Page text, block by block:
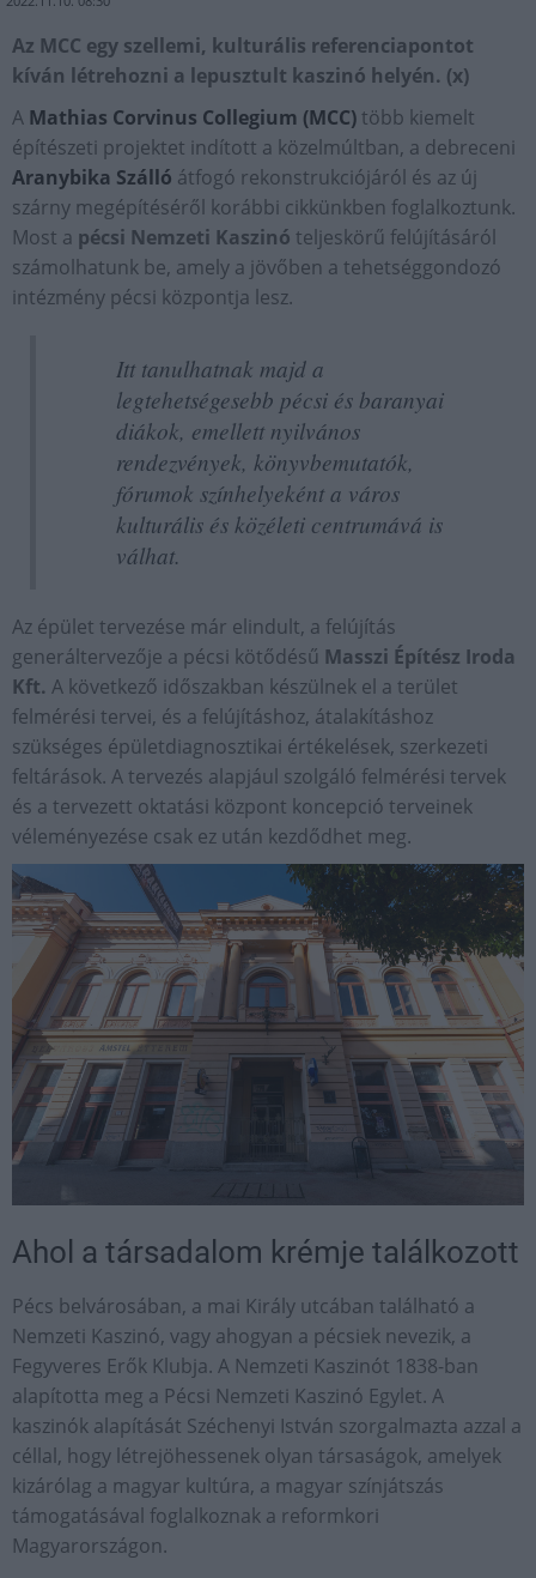
Az MCC egy szellemi, kulturális referenciapontot
kíván létrehozni a lepusztult kaszinó helyén. (x)
A Mathias Corvinus Collegium (MCC) több kiemelt
építészeti projektet indított a közelmúltban, a debreceni
Aranybika Szálló átfogó rekonstrukciójáról és az új
szárny megépítéséről korábbi cikkünkben foglalkoztunk.
Most a pécsi Nemzeti Kaszinó teljeskörű felújításáról
számolhatunk be, amely a jövőben a tehetséggondozó
intézmény pécsi központja lesz.
Itt tanulhatnak majd a
legtehetségesebb pécsi és baranyai
diákok, emellett nyilvános
rendezvények, könyvbemutatók,
fórumok színhelyeként a város
kulturális és közéleti centrumává is
válhat.
Az épület tervezése már elindult, a felújítás
generáltervezője a pécsi kötődésű Masszi Építész Iroda
Kft. A következő időszakban készülnek el a terület
felmérési tervei, és a felújításhoz, átalakításhoz
szükséges épületdiagnosztikai értékelések, szerkezeti
feltárások. A tervezés alapjául szolgáló felmérési tervek
és a tervezett oktatási központ koncepció terveinek
véleményezése csak ez után kezdődhet meg.
Ahol a társadalom krémje találkozott
Pécs belvárosában, a mai Király utcában található a
Nemzeti Kaszinó, vagy ahogyan a pécsiek nevezik, a
Fegyveres Erők Klubja. A Nemzeti Kaszinót 1838-ban
alapította meg a Pécsi Nemzeti Kaszinó Egylet. A
kaszinók alapítását Széchenyi István szorgalmazta azzal a
céllal, hogy létrejöhessenek olyan társaságok, amelyek
kizárólag a magyar kultúra, a magyar színjátszás
támogatásával foglalkoznak a reformkori
Magyarországon.